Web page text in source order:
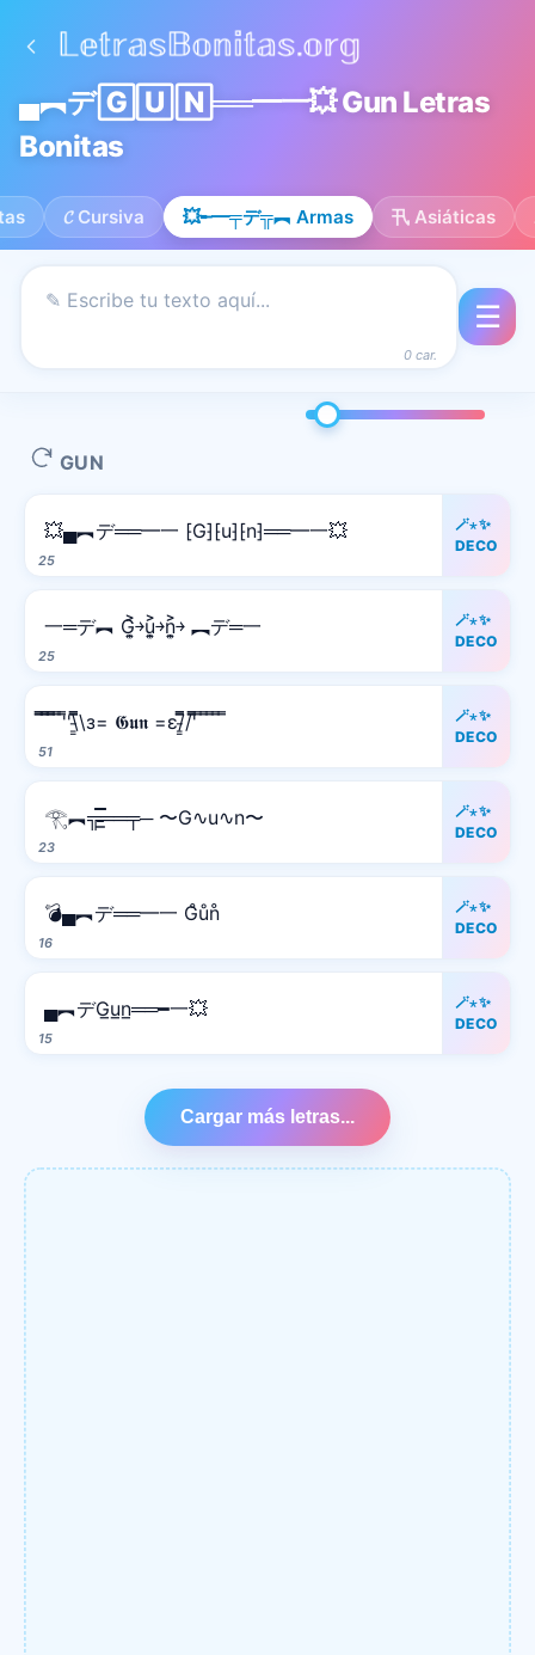
▄︻デ🄶🅄🄽══━一💥 Gun Letras
Bonitas
𝓒 Cursiva 💥╾━╤デ╦︻ Armas 卂 Asiáticas
0 car.
☰
GUN
25
💥▄︻デ══━一 ⁅G⁆⁅u⁆⁅n⁆══━一💥
🪄⋆✨
DECO
25
一═デ︻ G͎͍͐￫u͎͍͐￫n͎͍͐￫ ︻デ═一
🪄⋆✨
DECO
51
̿̿ ̿̿ ̿̿ ̿'̿'\̵͇̿̿\з= 𝕲𝖚𝖓 =ε/̵͇̿̿/'̿̿ ̿ ̿ ̿ ̿ ̿
🪄⋆✨
DECO
23
𓂀︻╦̵̵͇̿̿̿̿══╤─ 〜G∿u∿n〜
🪄⋆✨
DECO
16
💣▄︻デ══━一 G̊ůn̊
🪄⋆✨
DECO
15
▄︻デG̲u̲n̲══━一💥
🪄⋆✨
DECO
Cargar más letras...